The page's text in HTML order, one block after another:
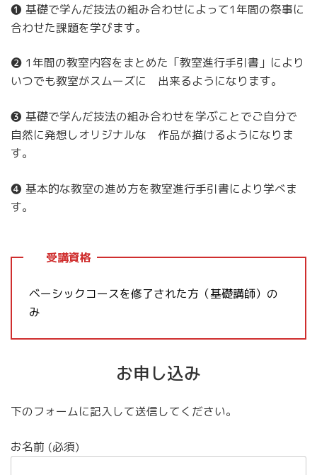
❶ 基礎で学んだ技法の組み合わせによって1年間の祭事に
合わせた課題を学びます。
❷ 1年間の教室内容をまとめた「教室進行手引書」により
いつでも教室がスムーズに 出来るようになります。
❸ 基礎で学んだ技法の組み合わせを学ぶことでご自分で
自然に発想しオリジナルな 作品が描けるようになりま
す。
❹ 基本的な教室の進め方を教室進行手引書により学べま
す。
受講資格
ベーシックコースを修了された方（基礎講師）の
み
お申し込み
下のフォームに記入して送信してください。
お名前 (必須)